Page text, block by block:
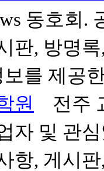
동호회.
판, 방명
를 제공
원
전주
자 및 관
항, 게시